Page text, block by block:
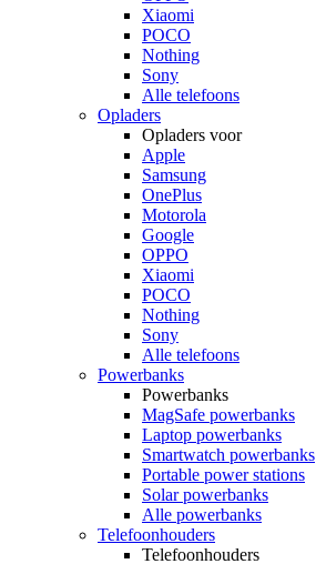
Xiaomi
POCO
Nothing
Sony
Alle telefoons
Opladers
Opladers voor
Apple
Samsung
OnePlus
Motorola
Google
OPPO
Xiaomi
POCO
Nothing
Sony
Alle telefoons
Powerbanks
Powerbanks
MagSafe powerbanks
Laptop powerbanks
Smartwatch powerbanks
Portable power stations
Solar powerbanks
Alle powerbanks
Telefoonhouders
Telefoonhouders